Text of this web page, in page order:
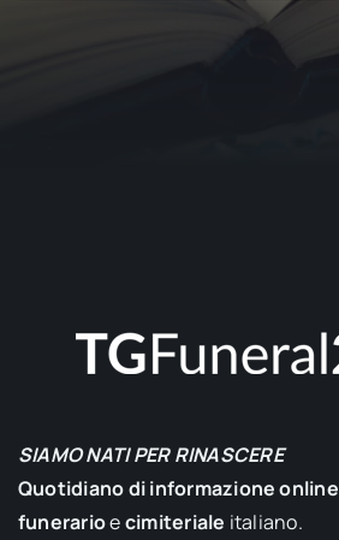
SIAMO NATI PER RINASCERE
Quotidiano di informazione online
funerarioecimiteriale italiano.